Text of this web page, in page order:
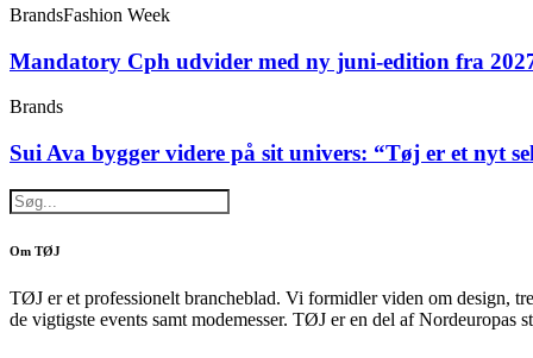
BrandsFashion Week
Mandatory Cph udvider med ny juni-edition fra
Brands
Sui Ava bygger videre på sit univers: “Tøj er et nyt
Om TØJ
TØJ er et professionelt brancheblad. Vi formidler viden om design,
de vigtigste events samt modemesser. TØJ er en del af Nordeuropas